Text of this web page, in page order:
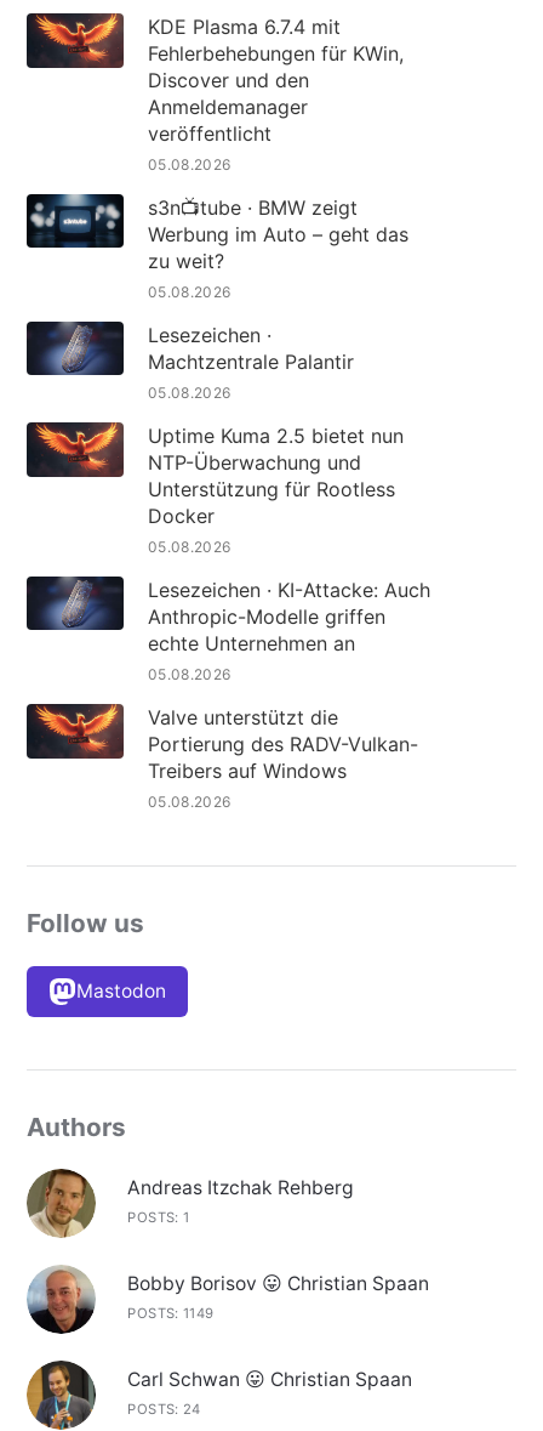
KDE Plasma 6.7.4 mit
Fehlerbehebungen für KWin,
Discover und den
Anmeldemanager
veröffentlicht
05.08.2026
s3n📺tube · BMW zeigt
Werbung im Auto – geht das
zu weit?
05.08.2026
Lesezeichen ·
Machtzentrale Palantir
05.08.2026
Uptime Kuma 2.5 bietet nun
NTP-Überwachung und
Unterstützung für Rootless
Docker
05.08.2026
Lesezeichen · KI-Attacke: Auch
Anthropic-Modelle griffen
echte Unternehmen an
05.08.2026
Valve unterstützt die
Portierung des RADV-Vulkan-
Treibers auf Windows
05.08.2026
Follow us
Mastodon
Authors
Andreas Itzchak Rehberg
POSTS: 1
Bobby Borisov 😛 Christian Spaan
POSTS: 1149
Carl Schwan 😛 Christian Spaan
POSTS: 24